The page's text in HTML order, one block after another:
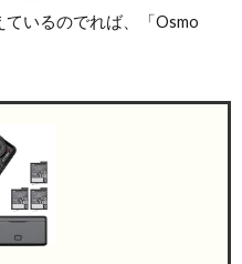
いるのでれば、「Osmo